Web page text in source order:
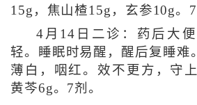
15g，焦山楂15g，玄参10g。7
4月14日二诊：药后大
轻。睡眠时易醒，醒后复睡难
薄白，咽红。效不更方，守
黄芩6g。7剂。